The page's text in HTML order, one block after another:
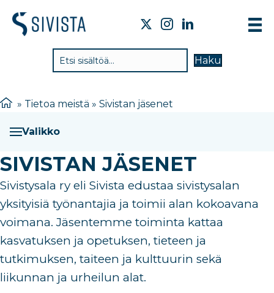
Haku
» Tietoa meistä » Sivistan jäsenet
Valikko
SIVISTAN JÄSENET
Sivistysala ry eli Sivista edustaa sivistysalan
yksityisiä työnantajia ja toimii alan kokoavana
voimana. Jäsentemme toiminta kattaa
kasvatuksen ja opetuksen, tieteen ja
tutkimuksen, taiteen ja kulttuurin sekä
liikunnan ja urheilun alat.